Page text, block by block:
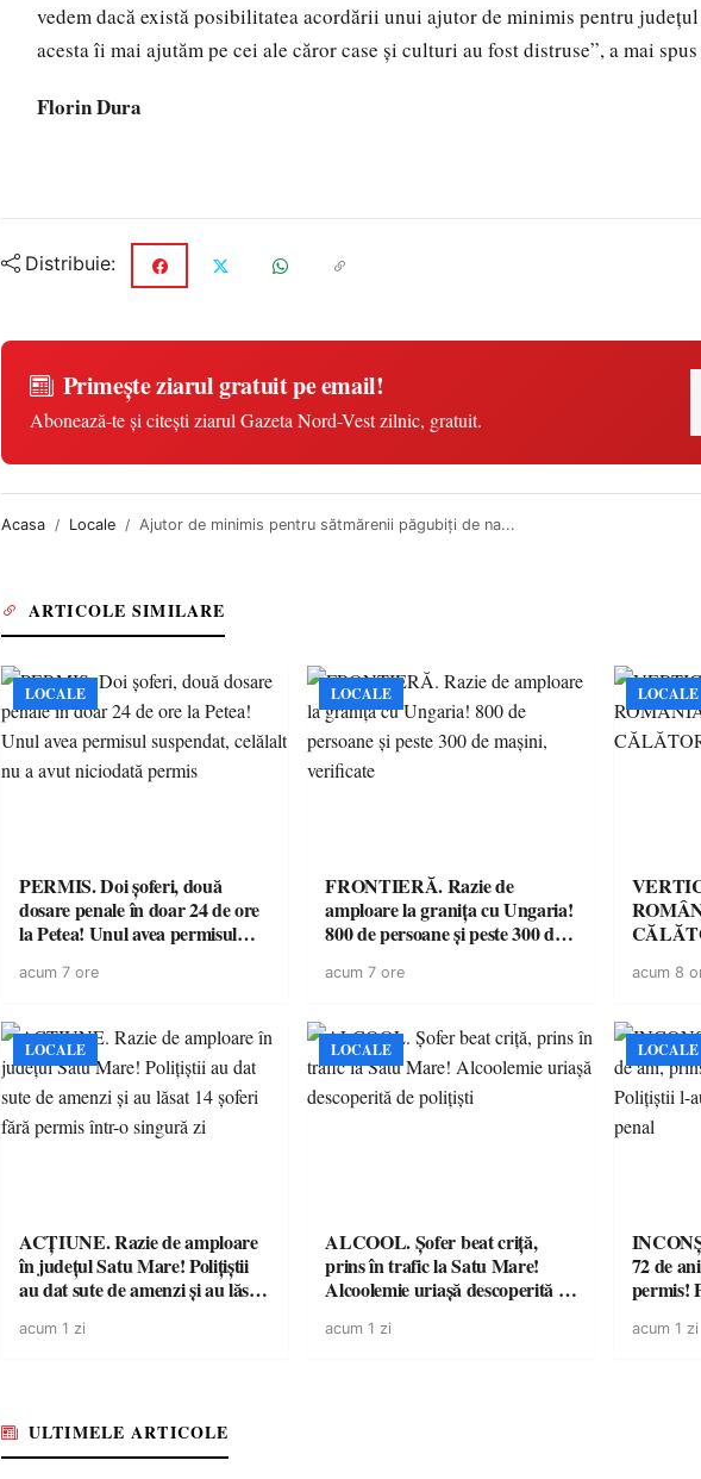
vedem dacă există posibilitatea acordării unui ajutor de minimis pentru
acesta îi mai ajutăm pe cei ale căror case şi culturi au fost distruse”, a mai
Florin Dura
Distribuie:
Primește ziarul gratuit pe email!
Abonează-te și citești ziarul Gazeta Nord-Vest zilnic, gratuit.
Acasa Locale Ajutor de minimis pentru sătmărenii păgubiţi de na...
ARTICOLE SIMILARE
LOCALE
PERMIS. Doi șoferi, două
dosare penale în doar 24 de ore
la Petea! Unul avea permisul
niciodată permis
acum 7 ore
LOCALE
FRONTIERĂ. Razie de
amploare la granița cu Ungaria!
800 de persoane și peste 300 de
acum 7 ore
LOCALE
acum 8
LOCALE
ACȚIUNE. Razie de amploare
în județul Satu Mare! Polițiștii
au dat sute de amenzi și au lăsat
singură zi
acum 1 zi
LOCALE
ALCOOL. Șofer beat criță,
prins în trafic la Satu Mare!
Alcoolemie uriașă descoperită de
acum 1 zi
LOCALE
72 de
permis!
acum 1 zi
ULTIMELE ARTICOLE